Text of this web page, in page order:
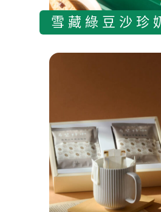
雪藏綠豆沙珍